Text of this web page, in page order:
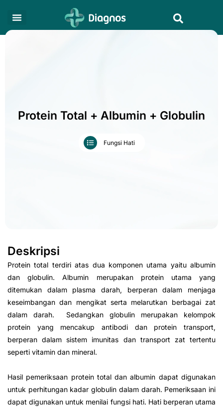
content
Protein Total + Albumin + Globulin
Fungsi Hati
Deskripsi
Protein total terdiri atas dua komponen utama yaitu albumin
dan globulin. Albumin merupakan protein utama yang
ditemukan dalam plasma darah, berperan dalam menjaga
keseimbangan dan mengikat serta melarutkan berbagai zat
dalam darah. Sedangkan globulin merupakan kelompok
protein yang mencakup antibodi dan protein transport,
berperan dalam sistem imunitas dan transport zat tertentu
seperti vitamin dan mineral.
Hasil pemeriksaan protein total dan albumin dapat digunakan
untuk perhitungan kadar globulin dalam darah. Pemeriksaan ini
dapat digunakan untuk menilai fungsi hati. Hati berperan utama